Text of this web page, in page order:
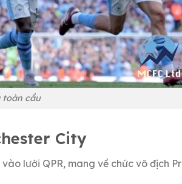
toàn cầu
City
lưới QPR, mang về chức vô địch